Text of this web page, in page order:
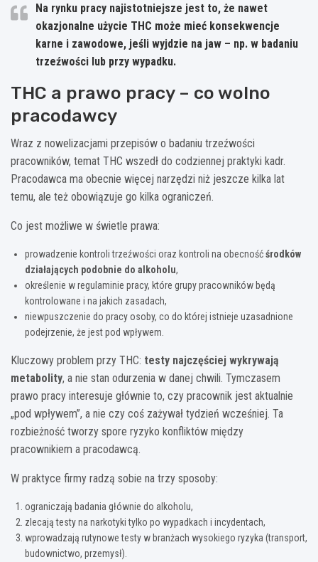
Na rynku pracy najistotniejsze jest to, że nawet
okazjonalne użycie THC może mieć konsekwencje
karne i zawodowe, jeśli wyjdzie na jaw – np. w badaniu
trzeźwości lub przy wypadku.
THC a prawo pracy – co wolno
pracodawcy
Wraz z nowelizacjami przepisów o badaniu trzeźwości
pracowników, temat THC wszedł do codziennej praktyki kadr.
Pracodawca ma obecnie więcej narzędzi niż jeszcze kilka lat
temu, ale też obowiązuje go kilka ograniczeń.
Co jest możliwe w świetle prawa:
prowadzenie kontroli trzeźwości oraz kontroli na obecnośćśrodków
działających podobnie do alkoholu,
określenie w regulaminie pracy, które grupy pracowników będą
kontrolowane i na jakich zasadach,
niewpuszczenie do pracy osoby, co do której istnieje uzasadnione
podejrzenie, że jest pod wpływem.
Kluczowy problem przy THC: testy najczęściej wykrywają
metabolity, a nie stan odurzenia w danej chwili. Tymczasem
prawo pracy interesuje głównie to, czy pracownik jest aktualnie
„pod wpływem”, a nie czy coś zażywał tydzień wcześniej. Ta
rozbieżność tworzy spore ryzyko konfliktów między
pracownikiem a pracodawcą.
W praktyce firmy radzą sobie na trzy sposoby:
ograniczają badania głównie do alkoholu,
zlecają testy na narkotyki tylko po wypadkach i incydentach,
wprowadzają rutynowe testy w branżach wysokiego ryzyka (transport,
budownictwo, przemysł).